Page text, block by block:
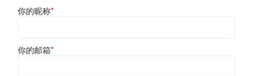
你的昵称*
你的邮箱*